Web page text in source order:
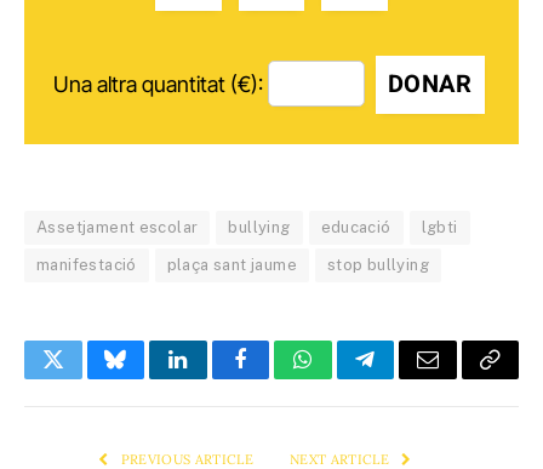
Una altra quantitat (€): DONAR
Assetjament escolar bullying educació lgbti
manifestació plaça sant jaume stop bullying
TwitterBlueskyLinkedInFacebookWhatsAppTelegramEmail Copy
PREVIOUS ARTICLE NEXT ARTICLE